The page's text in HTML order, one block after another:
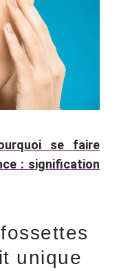
se faire
: signification
unique